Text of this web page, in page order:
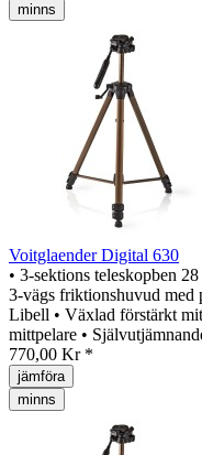
minns
Voitglaender Digital 630
• 3-sektions teleskopben
3-vägs friktionshuvud med
Libell • Växlad förstärkt
mittpelare •
770,00 Kr *
jämföra
minns